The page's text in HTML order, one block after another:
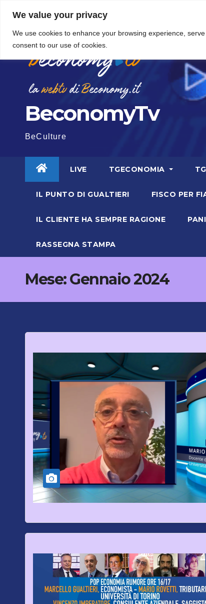
We value your privacy
We use cookies to enhance your browsing experience,
consent to our use of cookies.
contenuto
5 Agosto 2026 15:45
BeconomyTv
BeCulture
LIVE TGECONOMIA
IL PUNTO DI GUALTIERI FISCO PER
IL CLIENTE HA SEMPRE RAGIONE
RASSEGNA STAMPA
Mese:Gennaio 2024